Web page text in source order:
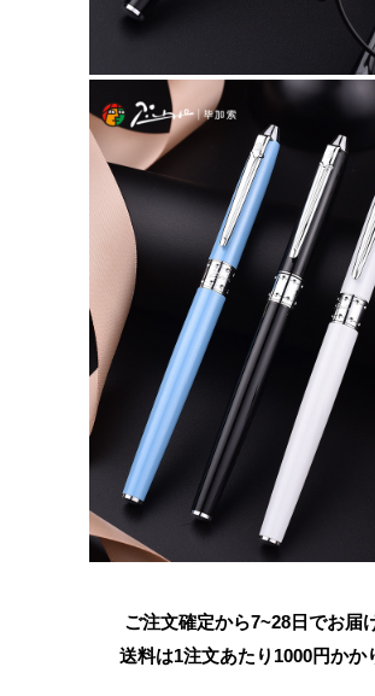
ご注文確定から7~28日でお届
送料は1注文あたり 1000円かか